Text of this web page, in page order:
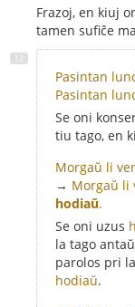
Frazoj, en kiuj
tamen sufiĉe
Pasintan
Pasintan
Se oni
tiu tago, en
Morgaŭ li
→ Morgaŭ li
hodiaŭ.
Se oni uzus
la tago
parolos pri
hodiaŭ.